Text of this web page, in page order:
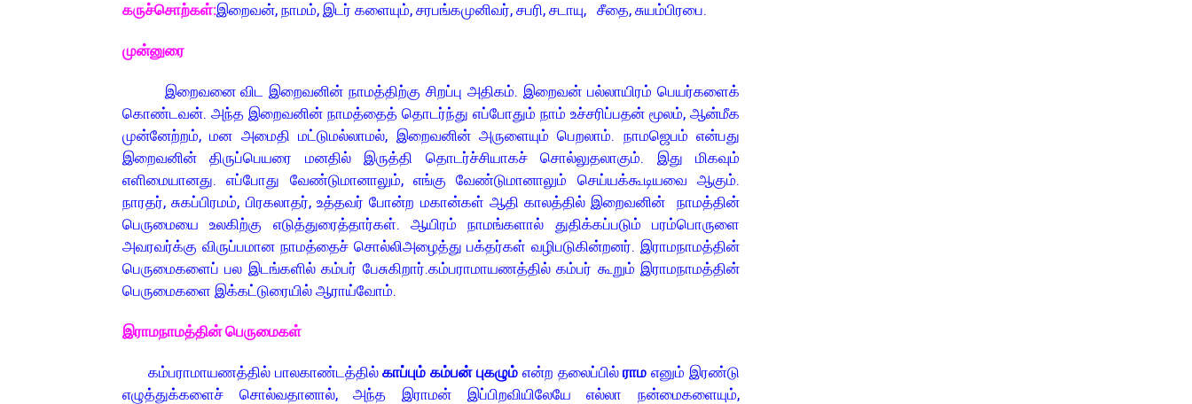
கருச்சொற்கள்:இறைவன், நாமம், இடர் களையும், சரபங்கமுனிவர், சபரி, சடாயு, சீதை, சுயம்பிரபை.
முன்னுரை
இறைவனை விட இறைவனின் நாமத்திற்கு சிறப்பு அதிகம். இறைவன் பல்லாயிரம் பெயர்களைக்
கொண்டவன். அந்த இறைவனின் நாமத்தைத் தொடர்ந்து எப்போதும் நாம் உச்சரிப்பதன் மூலம், ஆன்மீக
முன்னேற்றம், மன அமைதி மட்டுமல்லாமல், இறைவனின் அருளையும் பெறலாம். நாமஜெபம் என்பது
இறைவனின் திருப்பெயரை மனதில் இருத்தி தொடர்ச்சியாகச் சொல்லுதலாகும். இது மிகவும்
எளிமையானது. எப்போது வேண்டுமானாலும், எங்கு வேண்டுமானாலும் செய்யக்கூடியவை ஆகும்.
நாரதர், சுகப்பிரமம், பிரகலாதர், உத்தவர் போன்ற மகான்கள் ஆதி காலத்தில் இறைவனின் நாமத்தின்
பெருமையை உலகிற்கு எடுத்துரைத்தார்கள். ஆயிரம் நாமங்களால் துதிக்கப்படும் பரம்பொருளை
அவரவர்க்கு விருப்பமான நாமத்தைச் சொல்லிஅழைத்து பக்தர்கள் வழிபடுகின்றனர். இராமநாமத்தின்
பெருமைகளைப் பல இடங்களில் கம்பர் பேசுகிறார்.கம்பராமாயணத்தில் கம்பர் கூறும் இராமநாமத்தின்
பெருமைகளை இக்கட்டுரையில் ஆராய்வோம்.
இராமநாமத்தின் பெருமைகள்
கம்பராமாயணத்தில் பாலகாண்டத்தில்காப்பும் கம்பன் புகழும் என்ற தலைப்பில்ராம எனும் இரண்டு
எழுத்துக்களைச் சொல்வதானால், அந்த இராமன் இப்பிறவியிலேயே எல்லா நன்மைகளையும்,